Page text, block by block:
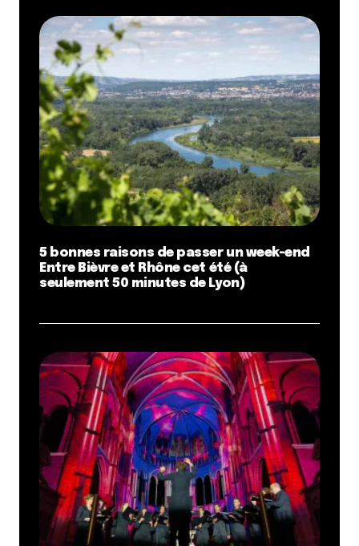
5 bonnes raisons de passer un week-end
Entre Bièvre et Rhône cet été (à
seulement 50 minutes de Lyon)